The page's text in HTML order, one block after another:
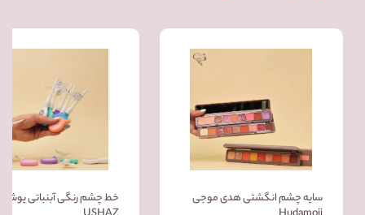
سایه چشم انگشتی هدی موجی
خط چشم رنگی آبنباتی یوشاز